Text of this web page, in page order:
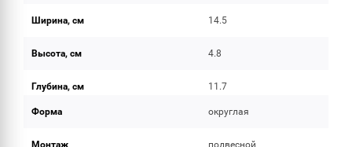
Ширина, см 14.5
Высота, см 4.8
Глубина, см 11.7
Форма округлая
Монтаж подвесной